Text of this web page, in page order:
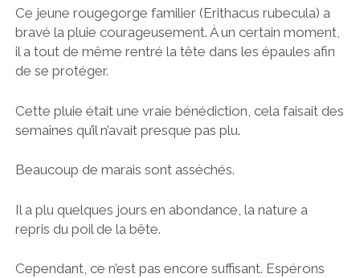
Ce jeune rougegorge familier (Erithacus rubecula) a
bravé la pluie courageusement. À un certain moment,
il a tout de même rentré la tête dans les épaules afin
de se protéger.
Cette pluie était une vraie bénédiction, cela faisait des
semaines qu’il n’avait presque pas plu.
Beaucoup de marais sont asséchés.
Il a plu quelques jours en abondance, la nature a
repris du poil de la bête.
Cependant, ce n’est pas encore suffisant. Espérons